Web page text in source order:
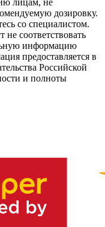
дозировку.
со специалистом.
соответствовать
информацию
предоставляется в
Российской
и полноты